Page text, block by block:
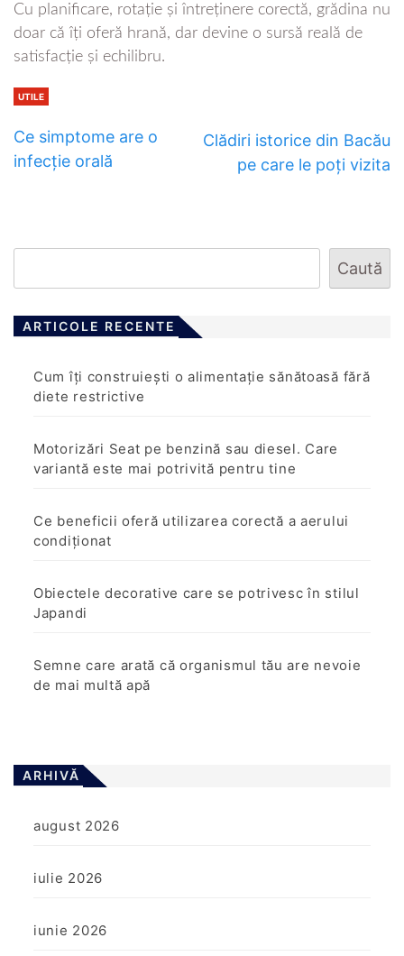
Cu planificare, rotație și întreținere corectă, grădina nu
doar că îți oferă hrană, dar devine o sursă reală de
satisfacție și echilibru.
UTILE
Ce simptome are o
infecție orală
Clădiri istorice din Bacău
pe care le poți vizita
Caută
ARTICOLE RECENTE
Cum îți construiești o alimentație sănătoasă fără
diete restrictive
Motorizări Seat pe benzină sau diesel. Care
variantă este mai potrivită pentru tine
Ce beneficii oferă utilizarea corectă a aerului
condiționat
Obiectele decorative care se potrivesc în stilul
Japandi
Semne care arată că organismul tău are nevoie
de mai multă apă
ARHIVĂ
august 2026
iulie 2026
iunie 2026